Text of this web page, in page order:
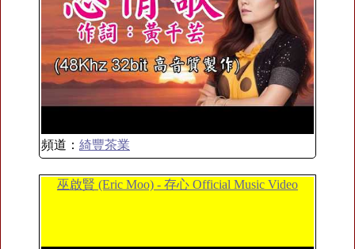
頻道： 綺豐茶業
巫啟賢 (Eric Moo) - 存心 Official Music Video